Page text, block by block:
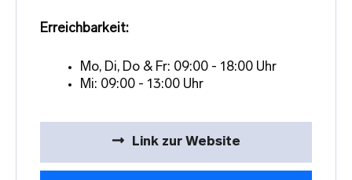
Erreichbarkeit:
Mo, Di, Do & Fr: 09:00 - 18:00 Uhr
Mi: 09:00 - 13:00 Uhr
Link zur Website